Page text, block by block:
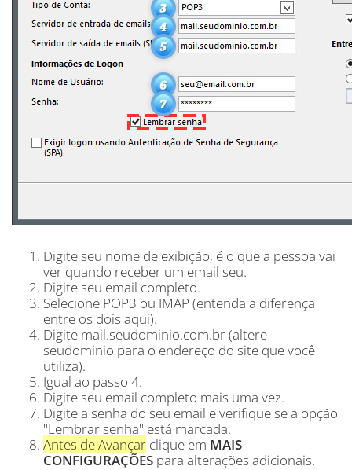
Digite seu nome de exibição, é o que a pessoa vai
ver quando receber um email seu.
Digite seu email completo.
Selecione POP3 ou IMAP (entenda a diferença
entre os dois aqui).
Digite mail.seudominio.com.br (altere
seudominio para o endereço do site que você
utiliza).
Igual ao passo 4.
Digite seu email completo mais uma vez.
Digite a senha do seu email e verifique se a opção
"Lembrar senha" está marcada.
Antes de Avançar clique em MAIS
CONFIGURAÇÕES para alterações adicionais.